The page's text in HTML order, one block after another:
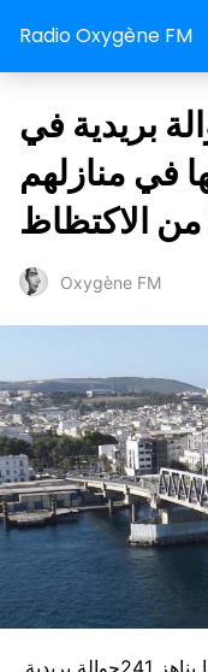
Radio Oxygène FM
توزيع 241 حوالة بريدية في
في منازلهم
من الاكتظاظ
Oxygène FM